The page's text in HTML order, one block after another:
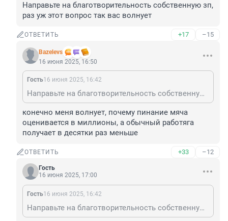
Направьте на благотворительность собственную зп,
раз уж этот вопрос так вас волнует
ОТВЕТИТЬ +17 –15
Bazelevs
16 июня 2025, 16:50
Гость16 июня 2025, 16:42
Направьте на благотворительность собственную зп, раз уж этот вопрос так вас волнует
конечно меня волнует, почему пинание мяча
оценивается в миллионы, а обычный работяга
получает в десятки раз меньше
ОТВЕТИТЬ +33 –12
Гость
16 июня 2025, 17:00
Гость16 июня 2025, 16:42
Направьте на благотворительность собственную зп, раз уж этот вопрос так вас волнует